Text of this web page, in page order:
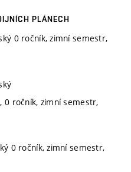
PLÁNECH
0 ročník, zimní semestr,
, 0 ročník, zimní semestr,
0 ročník, zimní semestr,